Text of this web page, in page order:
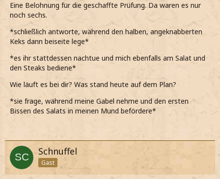
Eine Belohnung für die geschaffte Prüfung. Da waren es nur
noch sechs.
*schließlich antworte, während den halben, angeknabberten
Keks dann beiseite lege*
*es ihr stattdessen nachtue und mich ebenfalls am Salat und
den Steaks bediene*
Wie läuft es bei dir? Was stand heute auf dem Plan?
*sie frage, während meine Gabel nehme und den ersten
Bissen des Salats in meinen Mund befördere*
Schnuffel
Gast